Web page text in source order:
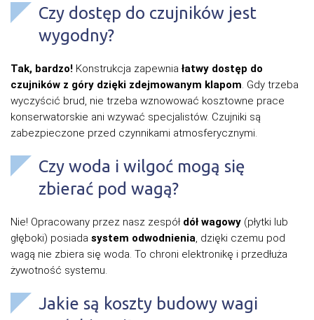
Czy dostęp do czujników jest
wygodny?
Tak, bardzo! Konstrukcja zapewnia łatwy dostęp do
czujników z góry dzięki zdejmowanym klapom. Gdy trzeba
wyczyścić brud, nie trzeba wznowować kosztowne prace
konserwatorskie ani wzywać specjalistów. Czujniki są
zabezpieczone przed czynnikami atmosferycznymi.
Czy woda i wilgoć mogą się
zbierać pod wagą?
Nie! Opracowany przez nasz zespół dół wagowy (płytki lub
głęboki) posiada system odwodnienia, dzięki czemu pod
wagą nie zbiera się woda. To chroni elektronikę i przedłuża
żywotność systemu.
Jakie są koszty budowy wagi